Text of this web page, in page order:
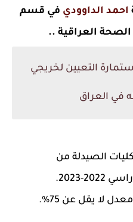
احمد الداوودي في قسم
الصحة العراقية ..
التعيين لخريجي
في العراق
الصيدلة من
2023.
لا يقل عن 75%.